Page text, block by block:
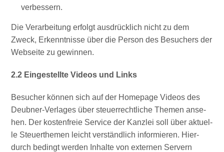
verbessern.
Die Ver­ar­bei­tung erfolgt aus­drück­lich nicht zu dem
Zweck, Erkennt­nis­se über die Per­son des Besu­chers der
Web­sei­te zu gewinnen.
2.2 Ein­ge­stell­te Vide­os und Links
Besu­cher kön­nen sich auf der Home­page Vide­os des
Deub­ner-Ver­la­ges über steu­er­recht­li­che The­men anse­
hen. Der kos­ten­freie Ser­vice der Kanz­lei soll über aktu­el­
le Steu­er­the­men leicht ver­ständ­lich infor­mie­ren. Hier­
durch bedingt wer­den Inhal­te von exter­nen Ser­vern